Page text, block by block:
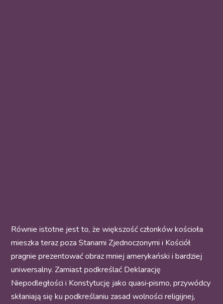
Równie istotne jest to, że większość członków kościoła
mieszka teraz poza Stanami Zjednoczonymi i Kościół
pragnie prezentować obraz mniej amerykański i bardziej
uniwersalny. Zamiast podkreślać Deklarację
Niepodległości i Konstytucję jako quasi‑pismo, przywódcy
skłaniają się ku podkreślaniu zasad wolności religijnej,